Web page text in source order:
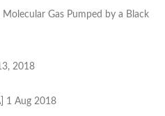
Gas Pumped by a Black
2018
1 Aug 2018